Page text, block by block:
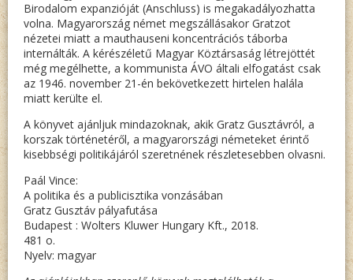
Birodalom expanzióját (Anschluss) is megakadályozhatta
volna. Magyarország német megszállásakor Gratzot
nézetei miatt a mauthauseni koncentrációs táborba
internálták. A kérészéletű Magyar Köztársaság létrejöttét
még megélhette, a kommunista ÁVO általi elfogatást csak
az 1946. november 21-én bekövetkezett hirtelen halála
miatt kerülte el.
A könyvet ajánljuk mindazoknak, akik Gratz Gusztávról, a
korszak történetéről, a magyarországi németeket érintő
kisebbségi politikájáról szeretnének részletesebben olvasni.
Paál Vince:
A politika és a publicisztika vonzásában
Gratz Gusztáv pályafutása
Budapest : Wolters Kluwer Hungary Kft., 2018.
481 o.
Nyelv: magyar